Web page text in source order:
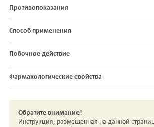
Противопоказания
Способ применения
Побочное действие
Фармакологические свойства
Обратите внимание!
Инструкция, размещенная на данной